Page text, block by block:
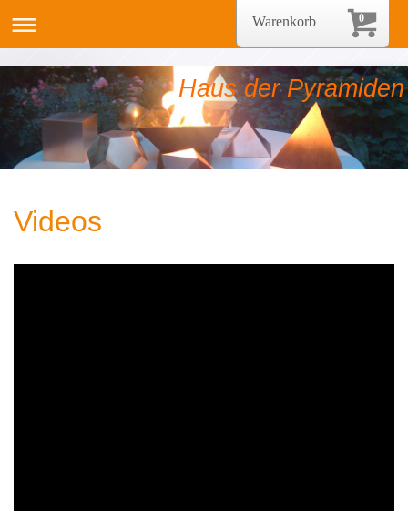
Haus der Pyramiden
Videos
0
Warenkorb